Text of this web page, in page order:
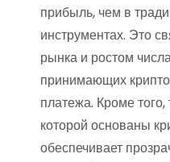
прибыль, чем в
инструментах. Это
рынка и ростом
принимающих
платежа. Кроме того,
которой основаны
обеспечивает